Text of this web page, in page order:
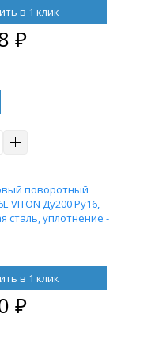
4M310-08
210N
в 1 клик
₽
поворотный
VITON Ду200 Ру16,
уплотнение -
APL-210N
в 1 клик
₽